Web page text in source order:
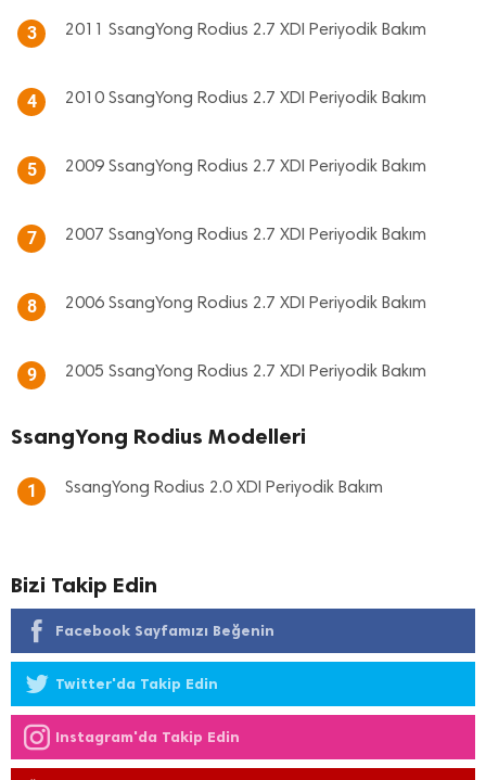
3 2011 SsangYong Rodius 2.7 XDI Periyodik Bakım
4 2010 SsangYong Rodius 2.7 XDI Periyodik Bakım
5 2009 SsangYong Rodius 2.7 XDI Periyodik Bakım
7 2007 SsangYong Rodius 2.7 XDI Periyodik Bakım
8 2006 SsangYong Rodius 2.7 XDI Periyodik Bakım
9 2005 SsangYong Rodius 2.7 XDI Periyodik Bakım
SsangYong Rodius Modelleri
1 SsangYong Rodius 2.0 XDI Periyodik Bakım
Bizi Takip Edin
Facebook Sayfamızı Beğenin
Twitter'da Takip Edin
Instagram'da Takip Edin